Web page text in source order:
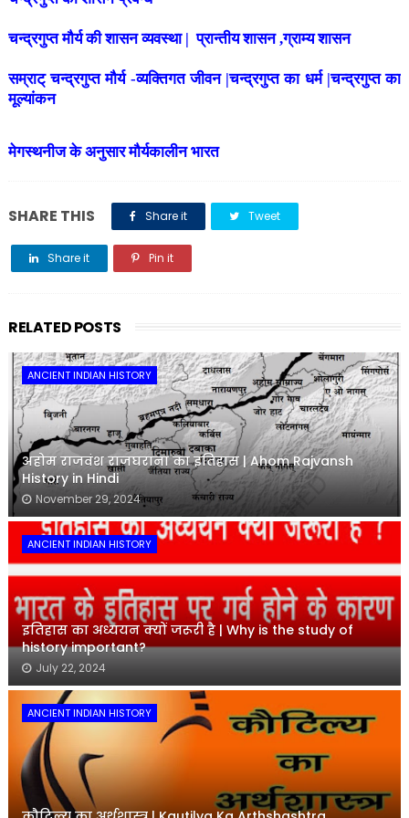
चन्द्रगुप्त मौर्य की शासन व्यवस्था | प्रान्तीय शासन ,ग्राम्य शासन
सम्राट् चन्द्रगुप्त मौर्य -व्यक्तिगत जीवन |चन्द्रगुप्त का धर्म |चन्द्रगुप्त का
मूल्यांकन
मेगस्थनीज के अनुसार मौर्यकालीन भारत
SHARE THIS Share it Tweet
Share it Pin it
RELATED POSTS
ANCIENT INDIAN HISTORY
अहोम राजवंश राजघराना का इतिहास | Ahom Rajvansh
History in Hindi
November 29, 2024
ANCIENT INDIAN HISTORY
इतिहास का अध्ययन क्यों जरूरी है | Why is the study of
history important?
July 22, 2024
ANCIENT INDIAN HISTORY